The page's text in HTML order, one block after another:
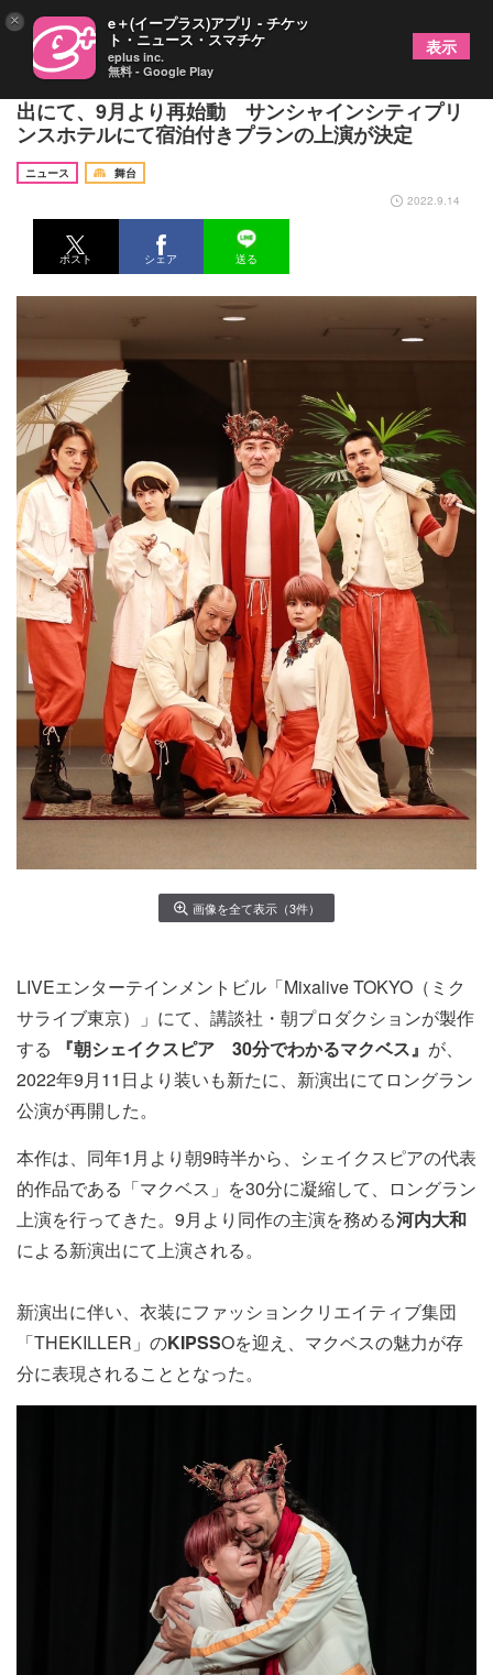
『朝シェイクスピア 30分でわかるマクベス』新演
出にて、9月より再始動 サンシャインシティプリ
ンスホテルにて宿泊付きプランの上演が決定
ニュース
舞台
2022.9.14
ポスト シェア 送る
画像を全て表示（3件）
LIVEエンターテインメントビル「Mixalive TOKYO（ミク
サライブ東京）」にて、講談社・朝プロダクションが製作
する
『朝シェイクスピア 30分でわかるマクベス』 が、
2022年9月11日より装いも新たに、新演出にてロングラン
公演が再開した。
本作は、同年1月より朝9時半から、シェイクスピアの代表
的作品である「マクベス」を30分に凝縮して、ロングラン
上演を行ってきた。9月より同作の主演を務める河内大和
による新演出にて上演される。
新演出に伴い、衣装にファッションクリエイティブ集団
「THEKILLER」のKIPSSOを迎え、マクベスの魅力が存
分に表現されることとなった。
× e＋(イープラス)アプリ - チケッ
ト・ニュース・スマチケ
eplus inc.
無料 - Google Play
表示